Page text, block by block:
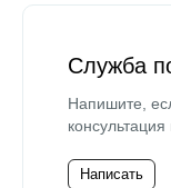
Служба
Напишите,
консультация
Написать